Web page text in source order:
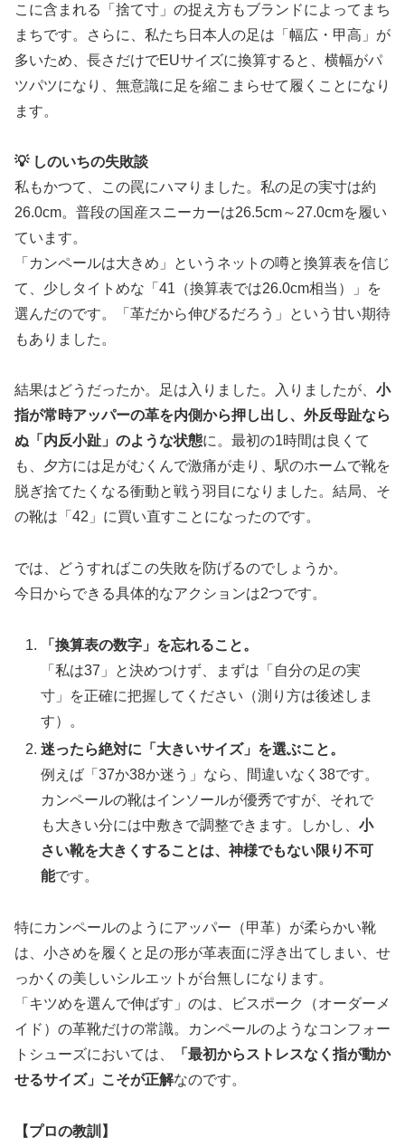
こに含まれる「捨て寸」の捉え方もブランドによってまち
まちです。さらに、私たち日本人の足は「幅広・甲高」が
多いため、長さだけでEUサイズに換算すると、横幅がパ
ツパツになり、無意識に足を縮こまらせて履くことになり
ます。
💡 しのいちの失敗談
私もかつて、この罠にハマりました。私の足の実寸は約
26.0cm。普段の国産スニーカーは26.5cm～27.0cmを履い
ています。
「カンペールは大きめ」というネットの噂と換算表を信じ
て、少しタイトめな「41（換算表では26.0cm相当）」を
選んだのです。「革だから伸びるだろう」という甘い期待
もありました。
結果はどうだったか。足は入りました。入りましたが、 小
指が常時アッパーの革を内側から押し出し、外反母趾なら
ぬ「内反小趾」のような状態に。最初の1時間は良くて
も、夕方には足がむくんで激痛が走り、駅のホームで靴を
脱ぎ捨てたくなる衝動と戦う羽目になりました。結局、そ
の靴は「42」に買い直すことになったのです。
では、どうすればこの失敗を防げるのでしょうか。
今日からできる具体的なアクションは2つです。
「換算表の数字」を忘れること。
「私は37」と決めつけず、まずは「自分の足の実
寸」を正確に把握してください（測り方は後述しま
す）。
迷ったら絶対に「大きいサイズ」を選ぶこと。
例えば「37か38か迷う」なら、間違いなく38です。
カンペールの靴はインソールが優秀ですが、それで
も大きい分には中敷きで調整できます。しかし、小
さい靴を大きくすることは、神様でもない限り不可
能です。
特にカンペールのようにアッパー（甲革）が柔らかい靴
は、小さめを履くと足の形が革表面に浮き出てしまい、せ
っかくの美しいシルエットが台無しになります。
「キツめを選んで伸ばす」のは、ビスポーク（オーダーメ
イド）の革靴だけの常識。カンペールのようなコンフォー
トシューズにおいては、
「最初からストレスなく指が動か
せるサイズ」こそが正解なのです。
【プロの教訓】